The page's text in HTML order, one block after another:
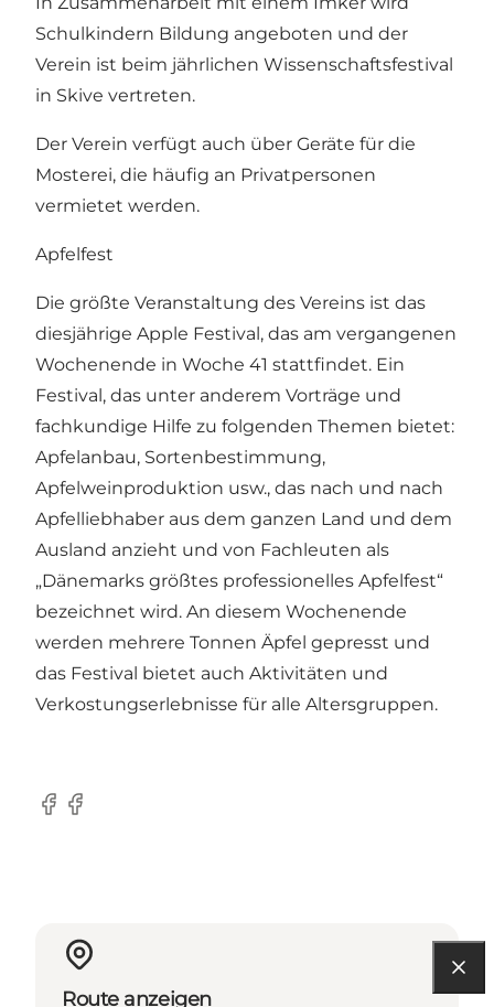
Schulkindern Bildung angeboten und der
Verein ist beim jährlichen Wissenschaftsfestival
in Skive vertreten.
Der Verein verfügt auch über Geräte für die
Mosterei, die häufig an Privatpersonen
vermietet werden.
Apfelfest
Die größte Veranstaltung des Vereins ist das
diesjährige Apple Festival, das am vergangenen
Wochenende in Woche 41 stattfindet. Ein
Festival, das unter anderem Vorträge und
fachkundige Hilfe zu folgenden Themen bietet:
Apfelanbau, Sortenbestimmung,
Apfelweinproduktion usw., das nach und nach
Apfelliebhaber aus dem ganzen Land und dem
Ausland anzieht und von Fachleuten als
„Dänemarks größtes professionelles Apfelfest“
bezeichnet wird. An diesem Wochenende
werden mehrere Tonnen Äpfel gepresst und
das Festival bietet auch Aktivitäten und
Verkostungserlebnisse für alle Altersgruppen.
Facebook
Facebook
Route anzeigen